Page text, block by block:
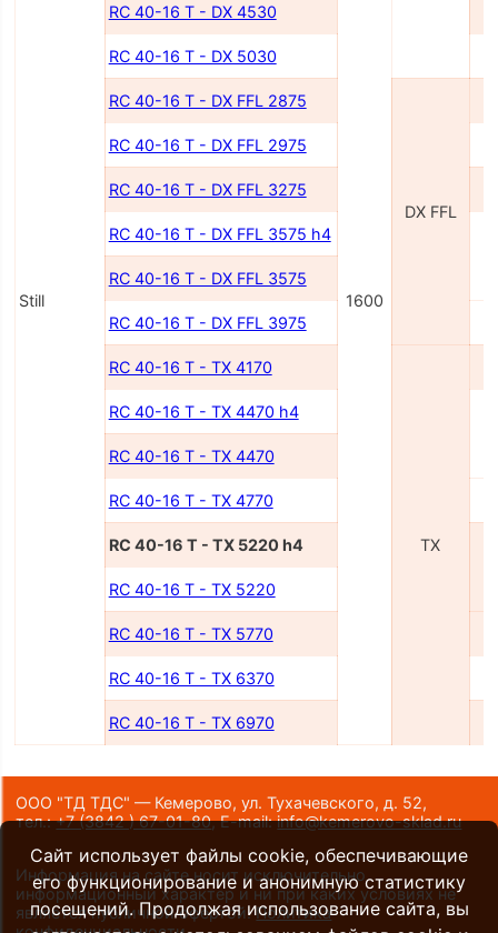
Still 1600
RC 40-16 T - DX 4530
RC 40-16 T - DX 5030
RC 40-16 T - DX FFL 2875
DX FFL
RC 40-16 T - DX FFL 2975
RC 40-16 T - DX FFL 3275
RC 40-16 T - DX FFL 3575 h4
RC 40-16 T - DX FFL 3575
RC 40-16 T - DX FFL 3975
RC 40-16 T - TX 4170
TX
RC 40-16 T - TX 4470 h4
RC 40-16 T - TX 4470
RC 40-16 T - TX 4770
RC 40-16 T - TX 5220 h4
RC 40-16 T - TX 5220
RC 40-16 T - TX 5770
RC 40-16 T - TX 6370
RC 40-16 T - TX 6970
ООО "ТД ТДС" — Кемерово, ул. Тухачевского, д. 52,
тел.:+7 (3842 ) 67-01-80,E-mail:info@kemerovo-sklad.ru
Информация на сайте носит исключительно
информационный характер и ни при каких условиях не
является публичной офертой.Политика
Сайт использует файлы cookie, обеспечивающие
его функционирование и анонимную статистику
посещений. Продолжая использование сайта, вы